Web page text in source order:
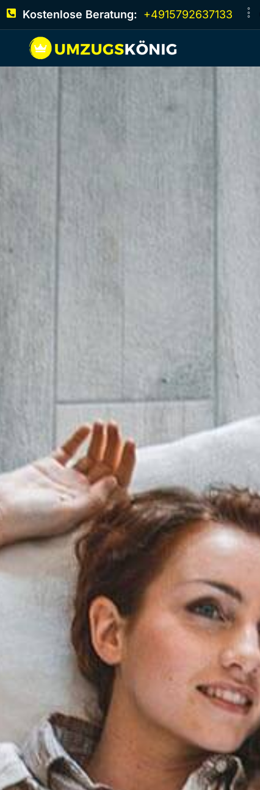
Kostenlose Beratung: +4915792637133